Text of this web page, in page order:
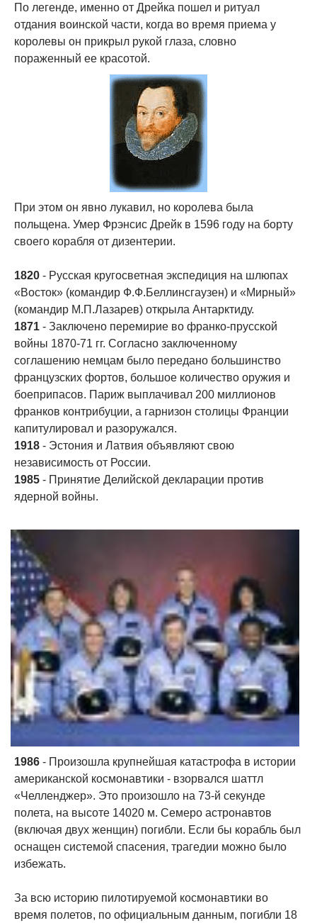
По легенде, именно от Дрейка пошел и ритуал
отдания воинской части, когда во время приема у
королевы он прикрыл рукой глаза, словно
пораженный ее красотой.
При этом он явно лукавил, но королева была
польщена. Умер Фрэнсис Дрейк в 1596 году на борту
своего корабля от дизентерии.
1820 - Русская кругосветная экспедиция на шлюпах
«Восток» (командир Ф.Ф.Беллинсгаузен) и «Мирный»
(командир М.П.Лазарев) открыла Антарктиду.
1871 - Заключено перемирие во франко-прусской
войны 1870-71 гг. Согласно заключенному
соглашению немцам было передано большинство
французских фортов, большое количество оружия и
боеприпасов. Париж выплачивал 200 миллионов
франков контрибуции, а гарнизон столицы Франции
капитулировал и разоружался.
1918 - Эстония и Латвия объявляют свою
независимость от России.
1985 - Принятие Делийской декларации против
ядерной войны.
1986 - Произошла крупнейшая катастрофа в истории
американской космонавтики - взорвался шаттл
«Челленджер». Это произошло на 73-й секунде
полета, на высоте 14020 м. Семеро астронавтов
(включая двух женщин) погибли. Если бы корабль был
оснащен системой спасения, трагедии можно было
избежать.
За всю историю пилотируемой космонавтики во
время полетов, по официальным данным, погибли 18